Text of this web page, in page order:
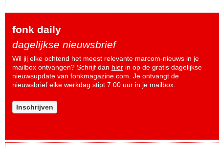
fonk daily
dagelijkse nieuwsbrief
Wil jij elke ochtend het meest relevante marcom-nieuws in je
mailbox ontvangen? Schrijf dan hier in op de gratis dagelijkse
nieuwsupdate van fonkmagazine.com. Je ontvangt de
nieuwsbrief elke werkdag stipt 7.00 uur in je mailbox.
Inschrijven